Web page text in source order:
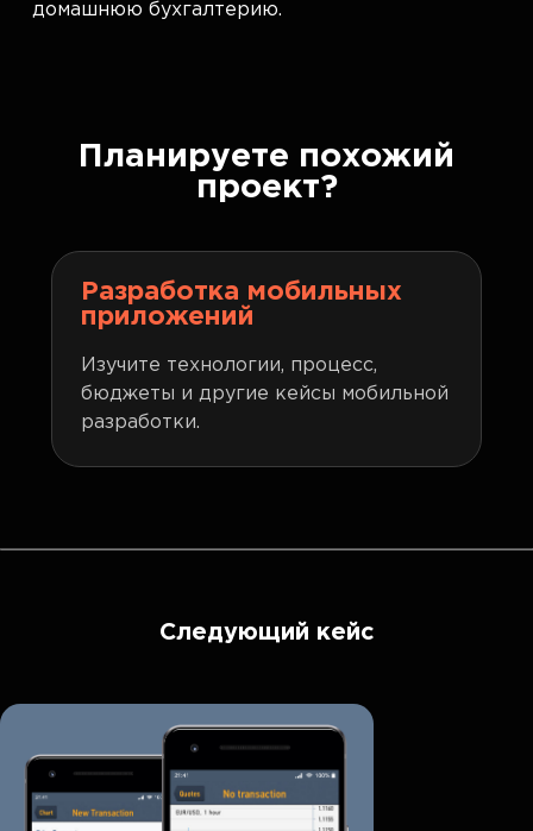
домашнюю бухгалтерию.
Планируете похожий
проект?
Разработка мобильных
приложений
Изучите технологии, процесс,
бюджеты и другие кейсы мобильной
разработки.
Следующий кейс